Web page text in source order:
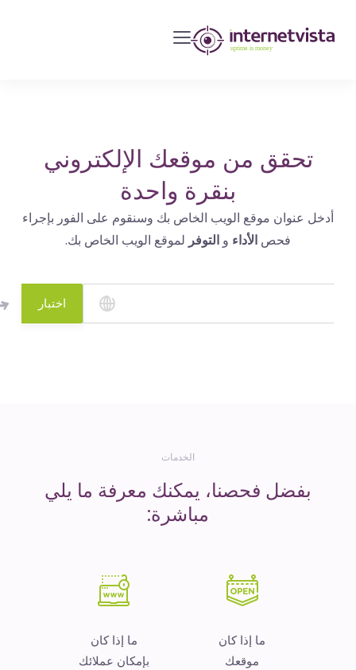
مراقبة
مواقع
الويب
الإنترنت
التشغيل
تحقق من موقعك الإلكتروني
بنقرة واحدة
أدخل عنوان موقع الويب الخاص بك وسنقوم على الفور بإجراء
فحصالأداءو التوفرلموقع الويب الخاص بك.
اختبار
الخدمات
بفضل فحصنا، يمكنك معرفة ما يلي
مباشرة:
ما إذا كان
موقعك
ما إذا كان
بإمكان عملائك